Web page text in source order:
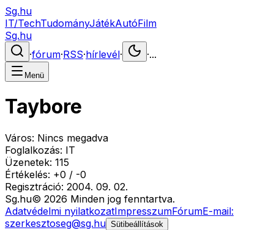
Sg.hu
IT/TechTudományJátékAutóFilm
Sg.hu
·fórum·RSS·hírlevél· ·...
Menü
Taybore
Város: Nincs megadva
Foglalkozás: IT
Üzenetek: 115
Értékelés: +0 / -0
Regisztráció: 2004. 09. 02.
Sg.hu© 2026 Minden jog fenntartva.
Adatvédelmi nyilatkozatImpresszumFórumE-mail:
szerkesztoseg@sg.hu Sütibeállítások